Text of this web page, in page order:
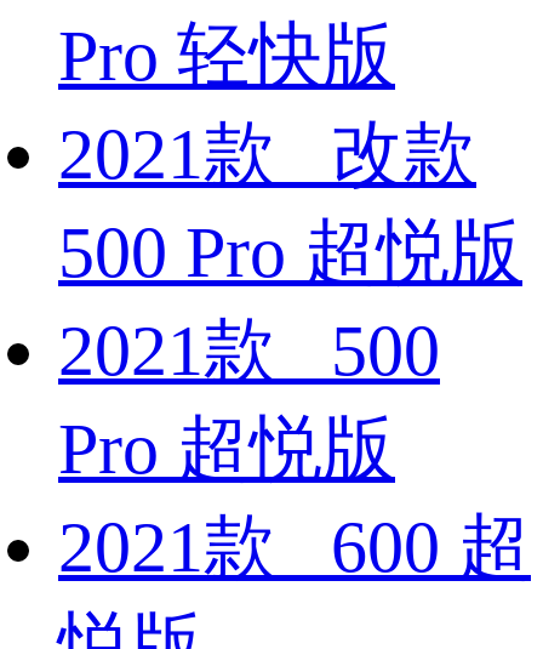
Pro 轻快版
2021款 改款
500 Pro 超悦版
2021款 500
Pro 超悦版
2021款 600 超